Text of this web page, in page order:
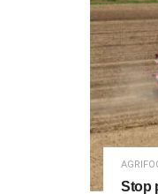
Stop